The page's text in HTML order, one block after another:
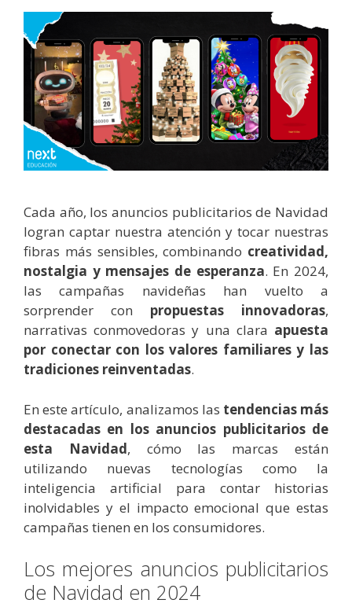
Cada año, los anuncios publicitarios de Navidad
logran captar nuestra atención y tocar nuestras
fibras más sensibles, combinando creatividad,
nostalgia y mensajes de esperanza. En 2024,
las campañas navideñas han vuelto a
sorprender con propuestas innovadoras,
narrativas conmovedoras y una clara apuesta
por conectar con los valores familiares y las
tradiciones reinventadas.
En este artículo, analizamos las tendencias más
destacadas en los anuncios publicitarios de
esta Navidad, cómo las marcas están
utilizando nuevas tecnologías como la
inteligencia artificial para contar historias
inolvidables y el impacto emocional que estas
campañas tienen en los consumidores.
Los mejores anuncios publicitarios
de Navidad en 2024